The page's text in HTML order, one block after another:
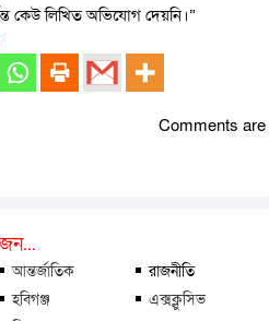
কেউ লিখিত অভিযোগ দেয়নি।”
Comments
আন্তর্জাতিক রাজনীতি
হবিগঞ্জ এক্সক্লুসিভ